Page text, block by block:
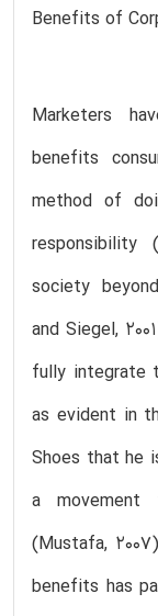
Benefits of
Marketers
benefits
method of
society
and Siegel,
fully integrate
as evident in
Shoes that he
a
(Mustafa,
benefits has